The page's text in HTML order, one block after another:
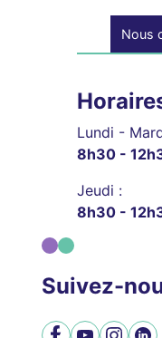
Nous
Lundi -
8h30 -
Jeudi :
8h30 -
Suivez-